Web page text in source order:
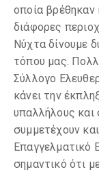
οποία βρέθηκαν
διάφορες
Νύχτα δίνουμε
τόπου μας.
Σύλλογο
κάνει την
υπαλλήλους και
συμμετέχουν
Επαγγελματικό
σημαντικό ότι